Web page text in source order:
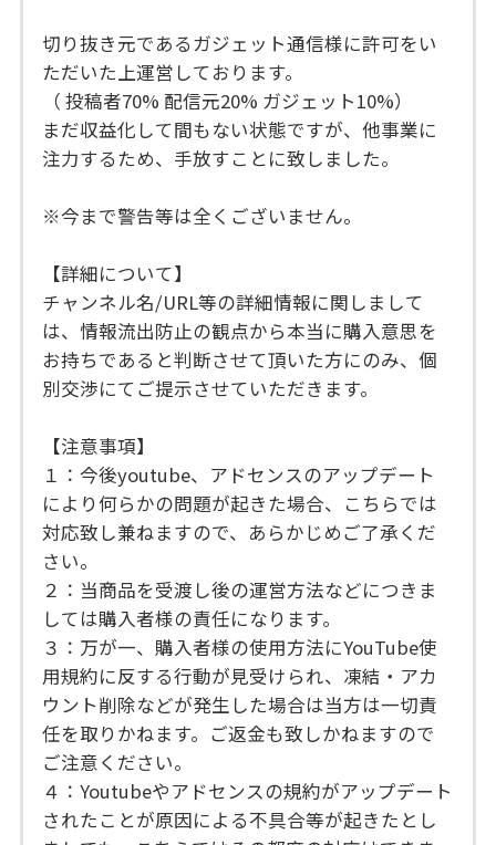
切り抜き元であるガジェット通信様に許可をい
ただいた上運営しております。
（ 投稿者70% 配信元20% ガジェット10%）
まだ収益化して間もない状態ですが、他事業に
注力するため、手放すことに致しました。
※今まで警告等は全くございません。
【詳細について】
チャンネル名/URL等の詳細情報に関しまして
は、情報流出防止の観点から本当に購入意思を
お持ちであると判断させて頂いた方にのみ、個
別交渉にてご提示させていただきます。
【注意事項】
１：今後youtube、アドセンスのアップデート
により何らかの問題が起きた場合、こちらでは
対応致し兼ねますので、あらかじめご了承くだ
さい。
２：当商品を受渡し後の運営方法などにつきま
しては購入者様の責任になります。
３：万が一、購入者様の使用方法にYouTube使
用規約に反する行動が見受けられ、凍結・アカ
ウント削除などが発生した場合は当方は一切責
任を取りかねます。ご返金も致しかねますので
ご注意ください。
４：Youtubeやアドセンスの規約がアップデート
されたことが原因による不具合等が起きたとし